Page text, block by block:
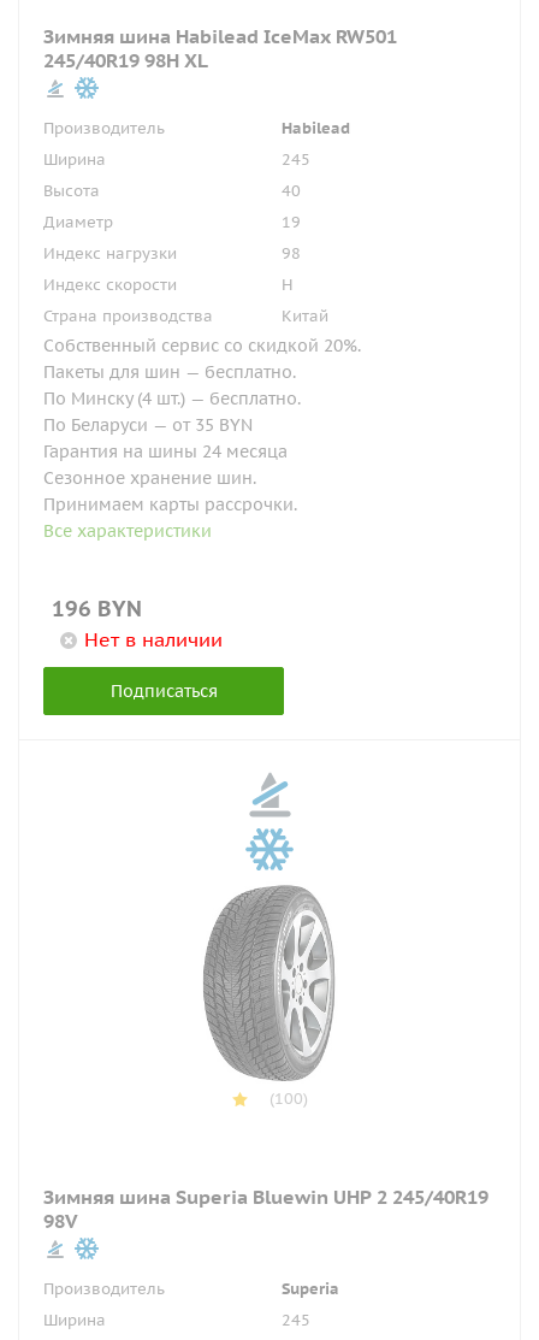
Зимняя шина Habilead IceMax RW501
245/40R19 98H XL
Производитель
Habilead
Ширина
245
Высота
40
Диаметр
19
Индекс нагрузки
98
Индекс скорости
H
Страна производства
Китай
Собственный сервис со скидкой 20%.
Пакеты для шин — бесплатно.
По Минску (4 шт.) — бесплатно.
По Беларуси — от 35 BYN
Гарантия на шины 24 месяца
Сезонное хранение шин.
Принимаем карты рассрочки.
Все характеристики
196 BYN
Нет в наличии
Подписаться
(100)
Зимняя шина Superia Bluewin UHP 2 245/40R19
98V
Производитель
Superia
Ширина
245